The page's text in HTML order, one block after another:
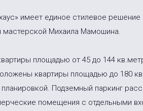
имеет единое стилевое
Михаила Мамошина.
площадью от 45 до 144
квартиры площадью до 180
Подземный паркинг
помещения с отдельными